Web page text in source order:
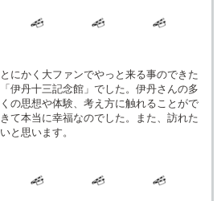
とにかく大ファンでやっと来る事のできた
「伊丹十三記念館」でした。伊丹さんの多
くの思想や体験、考え方に触れることがで
きて本当に幸福なのでした。また、訪れた
いと思います。